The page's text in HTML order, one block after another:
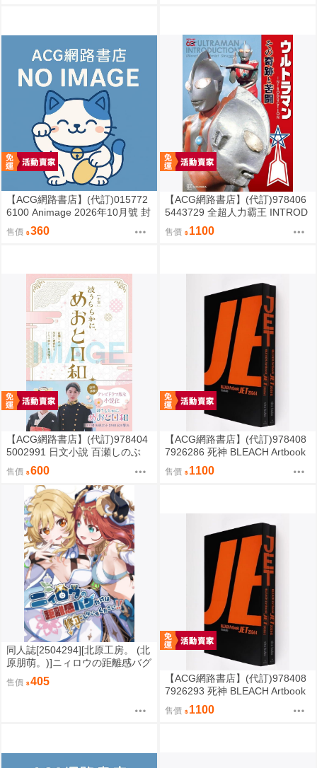
【ACG網路書店】(代訂)015772
6100 Animage 2026年10月號 封
面:二十世紀電氣目錄
售價 360
【ACG網路書店】(代訂)978406
5443729 全超人力霸王 INTROD
UCTION その奇跡と苦闘
售價 1100
【ACG網路書店】(代訂)978404
5002991 日文小說 百瀬しのぶ
「宛如粼光夫婦日和 波うららか
に、めおと日和」
售價 600
【ACG網路書店】(代訂)978408
7926286 死神 BLEACH Artbook
「JET 2026 1」
售價 1100
同人誌[2504294][北原工房。 (北
原朋萌。)]ニィロウの距離感バグ
だけはナーフしないでください
(原神)
售價 405
【ACG網路書店】(代訂)978408
7926293 死神 BLEACH Artbook
「JET 2026 2」
售價 1100